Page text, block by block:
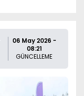
06 May 2026 -
08:21
GÜNCELLEME